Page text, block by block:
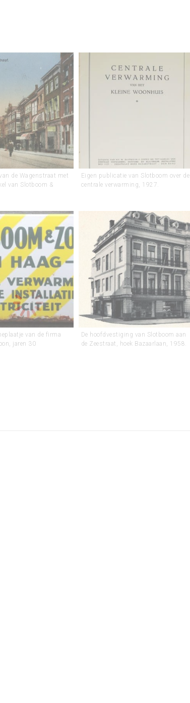
de Wagenstraat met
van Slotboom &
Eigen publicatie van Slotboom over de
centrale verwarming, 1927.
van de firma
jaren 30
De hoofdvestiging van Slotboom aan
de Zeestraat, hoek Bazaarlaan, 1958.